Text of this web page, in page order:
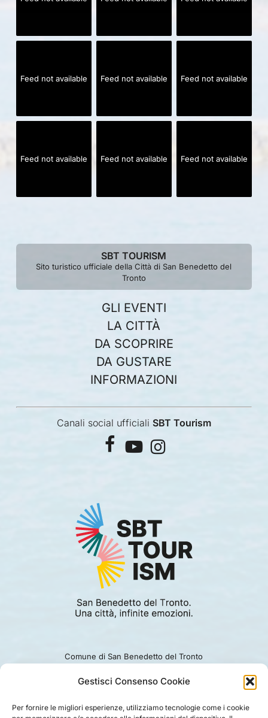
Gestisci Consenso Cookie
Per fornire le migliori esperienze, utilizziamo tecnologie come i cookie
Feed not available Feed not available Feed not available
Feed not available Feed not available Feed not available
SBT TOURISM
Sito turistico ufficiale della Città di San Benedetto del
Tronto
GLI EVENTI
LA CITTÀ
DA SCOPRIRE
DA GUSTARE
INFORMAZIONI
Canali social ufficiali SBT Tourism
facebook
youtubeinstagram
Comune di San Benedetto del Tronto
Ufficio turismo: 0735.794229